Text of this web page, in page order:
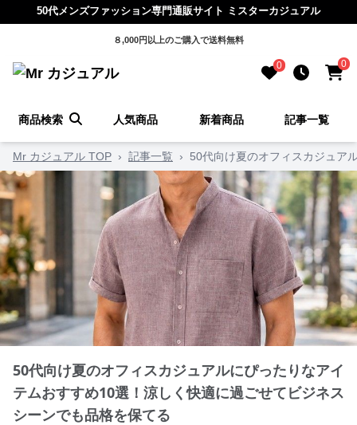
50代メンズファッション専門通販サイト ミスターカジュアル
８,000円以上のご購入で送料無料
0 0
商品検索 人気商品 新着商品 記事一覧
Mr カジュアル TOP › 記事一覧 › 50代向け夏のオフィスカジュア
50代向け夏のオフィスカジュアルにぴったりなアイ
テムおすすめ10選！涼しく快適に過ごせてビジネス
シーンでも品格を保てる